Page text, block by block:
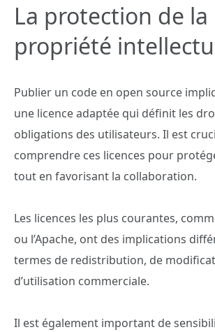
La protection de la
propriété
Publier un code en open source
une licence adaptée qui définit les
obligations des utilisateurs. Il est
comprendre ces licences pour
tout en favorisant la collaboration.
Les licences les plus courantes,
ou l’Apache, ont des implications
termes de redistribution, de
d’utilisation commerciale.
Il est également important de